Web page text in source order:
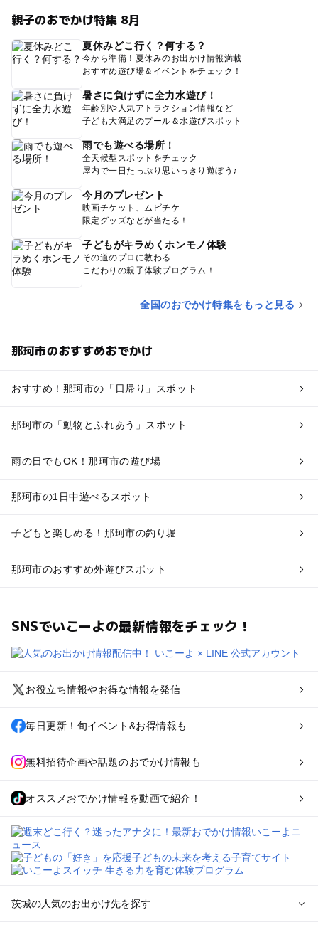
親子のおでかけ特集 8月
夏休みどこ行く？何する？
今から準備！夏休みのお出かけ情報満載
おすすめ遊び場＆イベントをチェック！
暑さに負けずに全力水遊び！
年齢別や人気アトラクション情報など
子ども大満足のプール＆水遊びスポット
雨でも遊べる場所！
全天候型スポットをチェック
屋内で一日たっぷり思いっきり遊ぼう♪
今月のプレゼント
映画チケット、ムビチケ
限定グッズなどが当たる！
子どもがキラめくホンモノ体験
その道のプロに教わる
こだわりの親子体験プログラム！
全国のおでかけ特集をもっと見る
那珂市のおすすめおでかけ
おすすめ！那珂市の「日帰り」スポット
那珂市の「動物とふれあう」スポット
雨の日でもOK！那珂市の遊び場
那珂市の1日中遊べるスポット
子どもと楽しめる！那珂市の釣り堀
那珂市のおすすめ外遊びスポット
SNSでいこーよの最新情報をチェック！
お役立ち情報やお得な情報を発信
毎日更新！旬イベント&お得情報も
無料招待企画や話題のおでかけ情報も
オススメおでかけ情報を動画で紹介！
茨城の人気のお出かけ先を探す